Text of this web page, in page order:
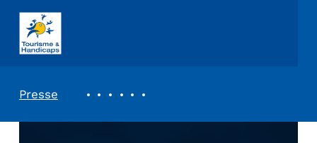
ASSOCIATION TOURISME ET HANDICAPS
Presse